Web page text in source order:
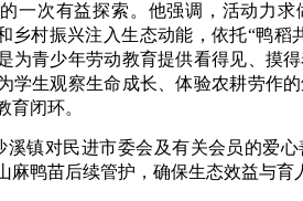
一次有益探索。他强调，活动力求
乡村振兴注入生态动能，依托“鸭稻
为青少年劳动教育提供看得见、摸
学生观察生命成长、体验农耕劳作
育闭环。
溪镇对民进市委会及有关会员的爱
麻鸭苗后续管护，确保生态效益与育